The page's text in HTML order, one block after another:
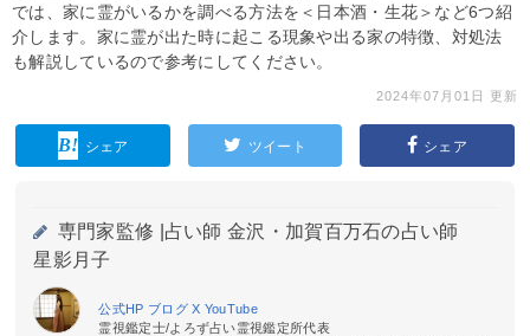
では、家に霊がいるかを調べる方法を＜日本酒・生花＞など6つ紹
介します。家に霊が出た時に起こる現象や出る家の特徴、対処法
も解説しているので参考にしてください。
2024年07月01日 更新
シェア ツイート シェア
専門家監修 | 占い師 金沢・加賀百万石の占い師
星影月子
公式HP ブログX YouTube
霊視鑑定士/よろず占い霊視鑑定所代表